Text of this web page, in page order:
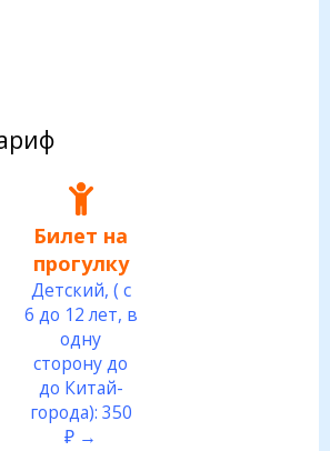
Билет на
прогулку
Детский, ( с
6 до 12 лет, в
одну
сторону до
до Китай-
города): 350
₽ →